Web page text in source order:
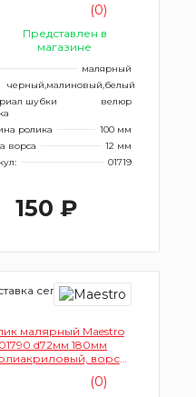
(0)
Представлен в
магазине
малярный
черный,малиновый,белый
шубки
велюр
ролика
100 мм
ворса
12 мм
01719
150 ₽
сегодня
малярный Maestro
01790 d72мм 180мм
ворс
(0)